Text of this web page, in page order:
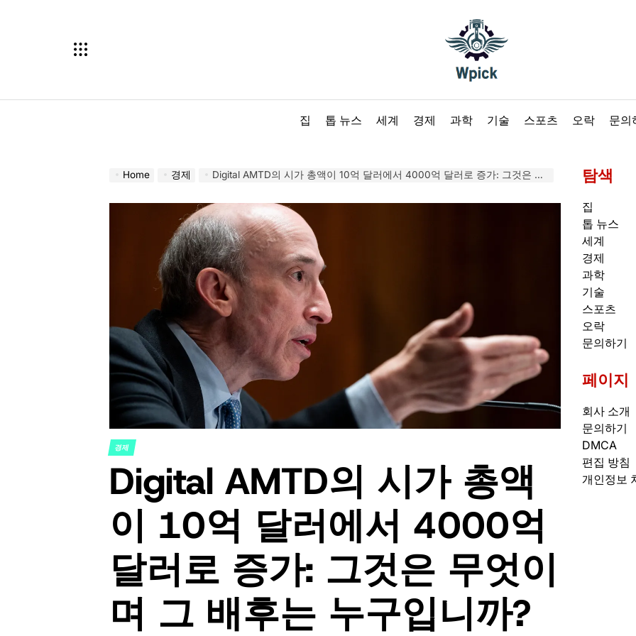
집
톱 뉴스 세계 경제 과학 기술 스포츠 오락 문의
Home 경제 Digital AMTD의 시가 총액이 10억 달러에서 4000억 달러로 증가: 그것은 무엇이며 그 배후는 누구입니까?
POSTED
경제
Digital AMTD의 시가 총액
이 10억 달러에서 4000억
달러로 증가: 그것은 무엇이
며 그 배후는 누구입니까?
탐색
집
톱 뉴스
세계
경제
과학
기술
스포츠
오락
문의하기
페이지
회사 소개
문의하기
DMCA
편집 방침
개인정보